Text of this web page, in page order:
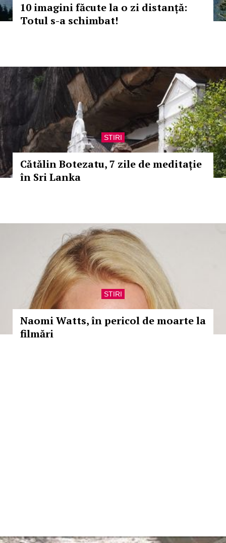
10 imagini făcute la o zi distanță:
Totul s-a schimbat!
STIRI
Cătălin Botezatu, 7 zile de meditație
în Sri Lanka
STIRI
Naomi Watts, în pericol de moarte la
filmări